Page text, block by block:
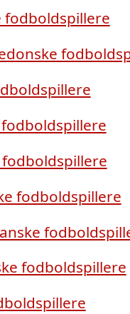
fodboldspillere
fodboldspillere
fodboldspillere